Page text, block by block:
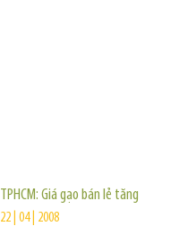
TPHCM: Giá gạo bán lẻ tăng
22 | 04 | 2008